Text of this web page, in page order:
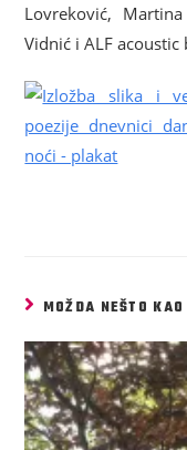
Lovreković,
Vidnić i ALF acoustic
MOŽDA NEŠTO KAO